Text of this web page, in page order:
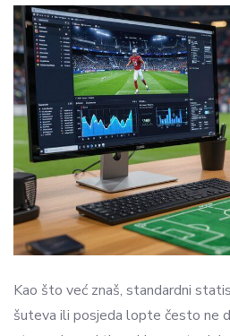
Kao što već znaš, standardni
šuteva ili posjeda lopte često ne